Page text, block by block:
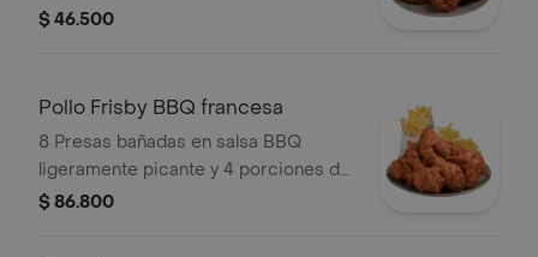
la francesa mediana (60 g und)
$ 46.500
Pollo Frisby BBQ francesa
8 Presas bañadas en salsa BBQ
ligeramente picante y 4 porciones de
papas a la francesa mediana (60 g
$ 86.800